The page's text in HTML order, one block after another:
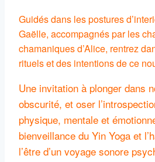
Guidés dans les postures
Gaëlle, accompagnés par les
chamaniques d’Alice, rentrez
rituels et des intentions de ce
Une invitation à plonger dans
obscurité, et oser
physique, mentale et
bienveillance du Yin Yoga et
l’être d’un voyage sonore